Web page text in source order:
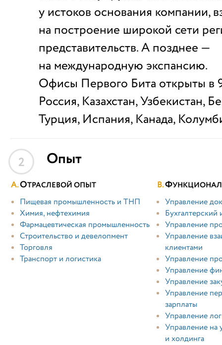
у истоков основания компании,
на построение широкой сети
представительств. А позднее —
на международную экспансию.
Офисы Первого Бита открыты в
Россия, Казахстан, Узбекистан,
Турция, Испания, Канада,
2 Опыт
ОТРАСЛЕВОЙ ОПЫТ
Пищевая промышленность и ТНП
Химия, нефтехимия
Фармацевтическая промышленность
Строительство и девелопмент
Торговля
Транспорт и логистика
Ф
Управление
Бухгалтерский
Управление
Управление
клиентами
Управление
Управление
Управление
Управление
зарплаты
Управление
Управление на
и холдинга